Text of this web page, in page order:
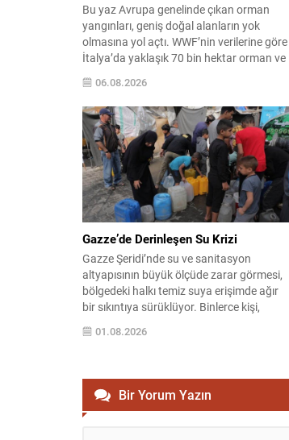
Bu yaz Avrupa genelinde çıkan orman
yangınları, geniş doğal alanların yok
olmasına yol açtı. WWF’nin verilerine göre
İtalya’da yaklaşık 70 bin hektar orman ve
doğal alan kül oldu; bu kaybın büyüklüğü
yaklaşık 100 bin futbol sahasına denk
gösteriliyor. Yangınların üçte birinden
fazlası koruma altındaki bölgelere zarar
verirken, son 20 yılda...
06.08.2026
Gazze’de Derinleşen Su Krizi
Gazze Şeridi’nde su ve sanitasyon
altyapısının büyük ölçüde zarar görmesi,
bölgedeki halkı temiz suya erişimde ağır
bir sıkıntıya sürüklüyor. Binlerce kişi,
saldırılar sonucu evlerini kaybedip
çadırlarda veya kamplarda yaşamak
harcıyor. Su dağıtımları sınırlı ve düzensiz
olduğundan aileler süregelen
belirsizlikle...
01.08.2026
Bir Yorum Yazın